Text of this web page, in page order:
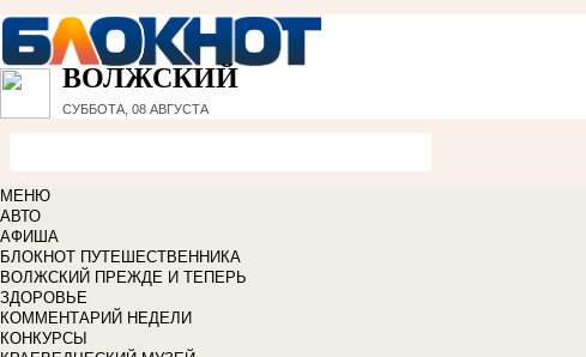
ВОЛЖСКИЙ
СУББОТА, 08 АВГУСТА
МЕНЮ
АВТО
АФИША
БЛОКНОТ ПУТЕШЕСТВЕННИКА
ВОЛЖСКИЙ ПРЕЖДЕ И ТЕПЕРЬ
ЗДОРОВЬЕ
КОММЕНТАРИЙ НЕДЕЛИ
КОНКУРСЫ